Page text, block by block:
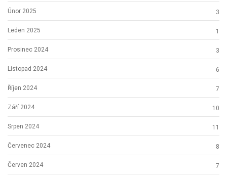
Únor 2025 3
Leden 2025 1
Prosinec 2024 3
Listopad 2024 6
Říjen 2024 7
Září 2024 10
Srpen 2024 11
Červenec 2024 8
Červen 2024 7